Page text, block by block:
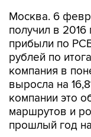
Москва. 6
получил в 2016
прибыли по
рублей по
компания в
выросла на
компании это
маршрутов и
прошлый год